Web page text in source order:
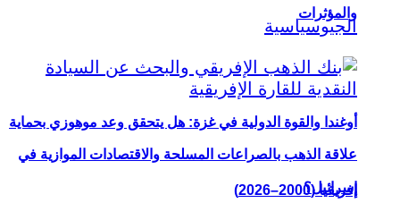
أوغندا والقوة الدولية في غزة: هل يتحقق وعد موهوزي بحماية
إسرائيل؟
والمؤثرات
علاقة الذهب بالصراعات المسلحة والاقتصادات الموازية في
إفريقيا (2000–2026)